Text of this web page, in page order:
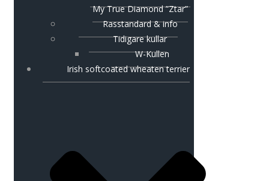
My True Diamond ”Ztar”
Rasstandard & info
Tidigare kullar
W-Kullen
Irish softcoated wheaten terrier